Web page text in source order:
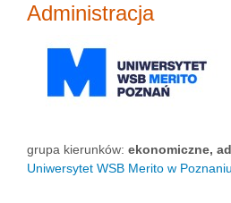
Administracja
grupa kierunków: ekonomiczne,
Uniwersytet WSB Merito w Poznaniu